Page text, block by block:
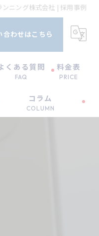
ニング株式会社 | 採用事例
合わせはこちら
くある質問
FAQ
料金表
PRICE
コラム
COLUMN